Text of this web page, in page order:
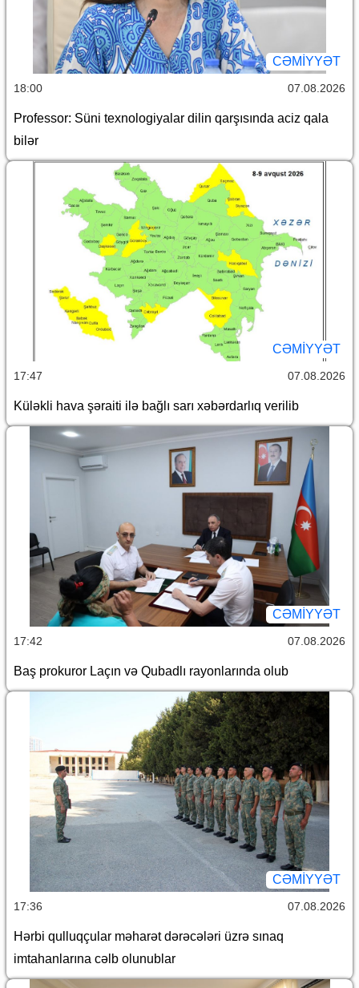
CƏMİYYƏT
18:00 07.08.2026
Professor: Süni texnologiyalar dilin qarşısında aciz qala
bilər
CƏMİYYƏT
17:47 07.08.2026
Küləkli hava şəraiti ilə bağlı sarı xəbərdarlıq verilib
CƏMİYYƏT
17:42 07.08.2026
Baş prokuror Laçın və Qubadlı rayonlarında olub
CƏMİYYƏT
17:36 07.08.2026
Hərbi qulluqçular məharət dərəcələri üzrə sınaq
imtahanlarına cəlb olunublar